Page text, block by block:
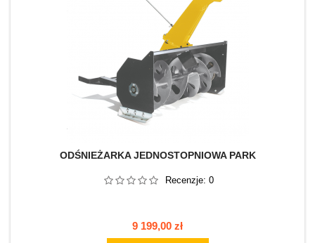
ODŚNIEŻARKA JEDNOSTOPNIOWA PARK
Recenzje: 0
Cena
9 199,00 zł